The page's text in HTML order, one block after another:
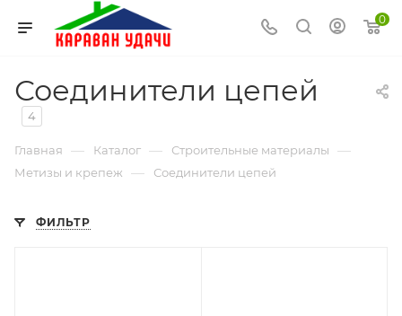
0
Соединители цепей
4
Главная — Каталог — Строительные материалы —
Метизы и крепеж — Соединители цепей
ФИЛЬТР